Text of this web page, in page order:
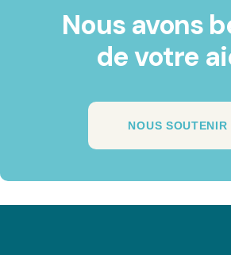
Nous avons
de votre
NOUS SOUTENIR